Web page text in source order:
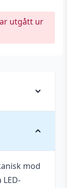
utgått ur
mod